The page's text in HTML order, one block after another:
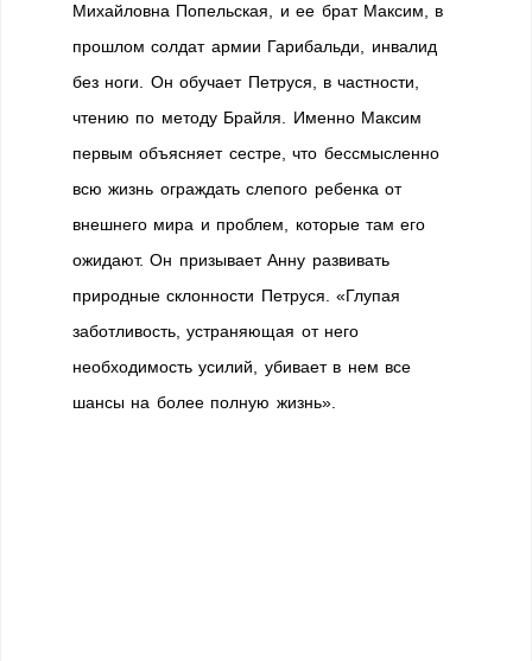
Михайловна Попельская, и ее брат Максим, в
прошлом солдат армии Гарибальди, инвалид
без ноги. Он обучает Петруся, в частности,
чтению по методу Брайля. Именно Максим
первым объясняет сестре, что бессмысленно
всю жизнь ограждать слепого ребенка от
внешнего мира и проблем, которые там его
ожидают. Он призывает Анну развивать
природные склонности Петруся. «Глупая
заботливость, устраняющая от него
необходимость усилий, убивает в нем все
шансы на более полную жизнь».